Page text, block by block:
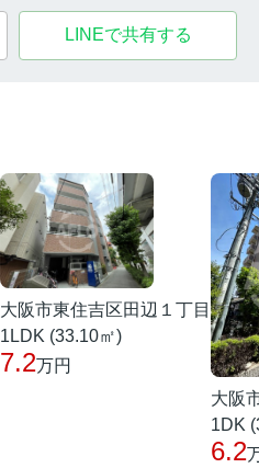
LINEで共有する
大阪市東住吉区田辺１丁目
1LDK (33.10㎡)
7.2万円
大阪
1DK
6.2